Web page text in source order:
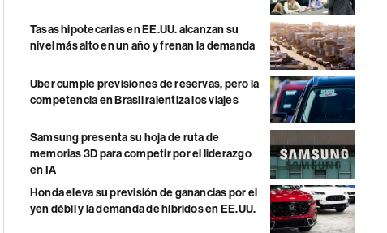
Tasas hipotecarias en EE.UU. alcanzan su
nivel más alto en un año y frenan la demanda
Uber cumple previsiones de reservas, pero la
competencia en Brasil ralentiza los viajes
Samsung presenta su hoja de ruta de
memorias 3D para competir por el liderazgo
en IA
Honda eleva su previsión de ganancias por el
yen débil y la demanda de híbridos en EE.UU.